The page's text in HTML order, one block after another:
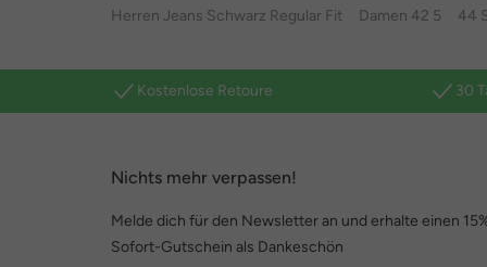
Herren Jeans Schwarz Regular Fit
Damen 42 5 44
Kostenlose Retoure 30
Nichts mehr verpassen!
Melde dich für den Newsletter an und erhalte einen
Sofort-Gutschein als Dankeschön